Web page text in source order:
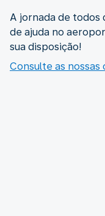
A jornada de todos
de ajuda no
sua disposição!
Consulte as